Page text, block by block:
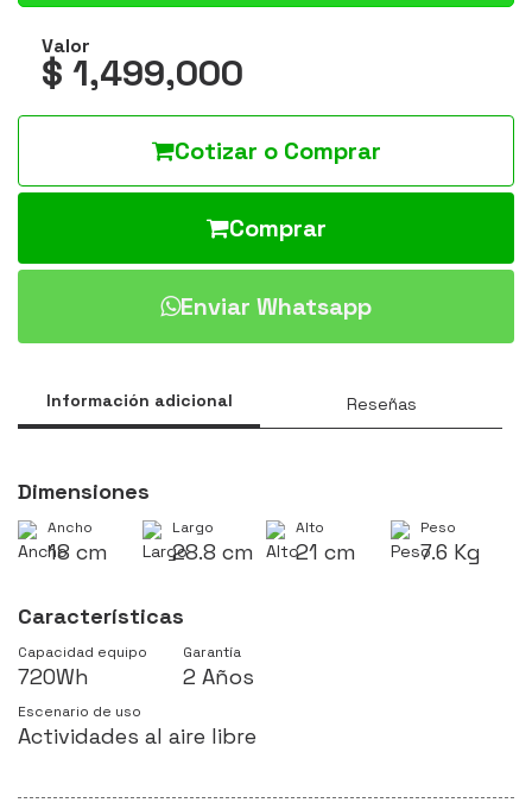
Valor
$ 1,499,000
Cotizar o Comprar
Comprar
Enviar Whatsapp
Información adicional Reseñas
Dimensiones
Ancho
18 cm
Largo
28.8 cm
Alto
21 cm
Peso
7.6 Kg
Características
Capacidad equipo
720Wh
Garantía
2 Años
Escenario de uso
Actividades al aire libre